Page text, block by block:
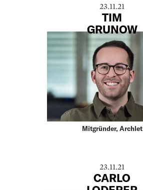
23.11.21
TIM
GRUNOW
Mitgründer, Archlet
23.11.21
CARLO